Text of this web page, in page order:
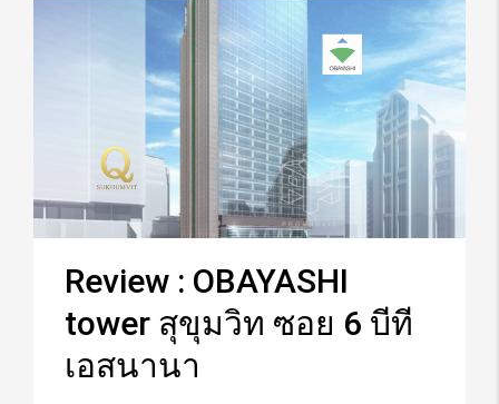
Review : OBAYASHI
tower สุขุมวิท ซอย 6 บีที
เอสนานา